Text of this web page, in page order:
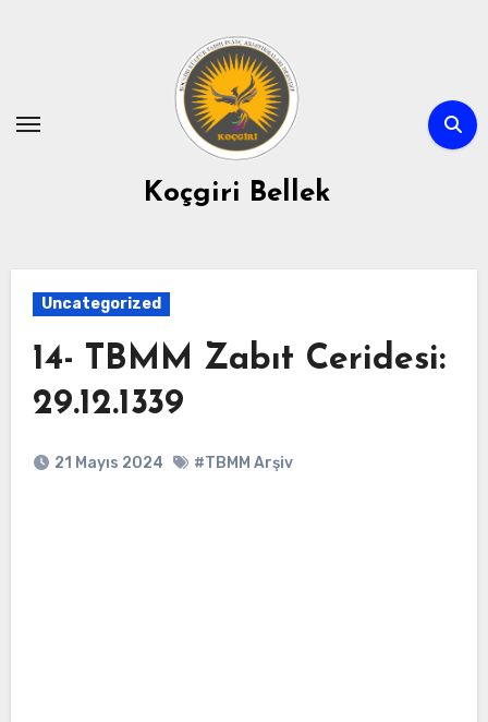
Koçgiri Bellek
Uncategorized
14- TBMM Zabıt Ceridesi:
29.12.1339
21 Mayıs 2024 #TBMM Arşiv